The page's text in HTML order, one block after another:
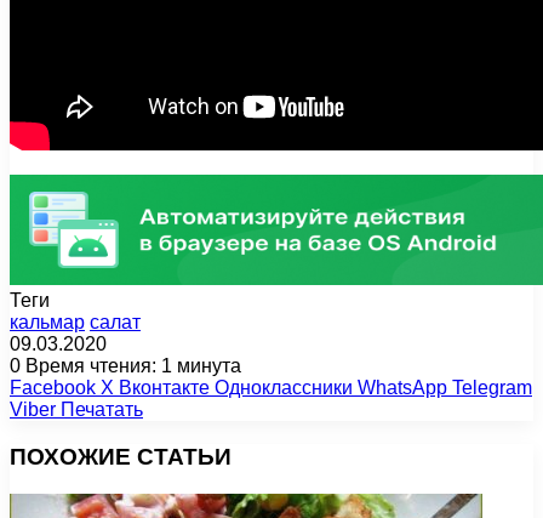
Теги
кальмар салат
09.03.2020
0 Время чтения: 1 минута
Facebook X Вконтакте Одноклассники WhatsApp Telegram
Viber Печатать
ПОХОЖИЕ СТАТЬИ